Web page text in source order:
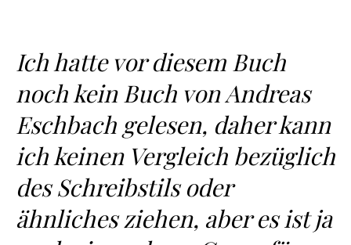
Ich hatte vor diesem Buch
noch kein Buch von Andreas
Eschbach gelesen, daher kann
ich keinen Vergleich bezüglich
des Schreibstils oder
ähnliches ziehen, aber es ist ja